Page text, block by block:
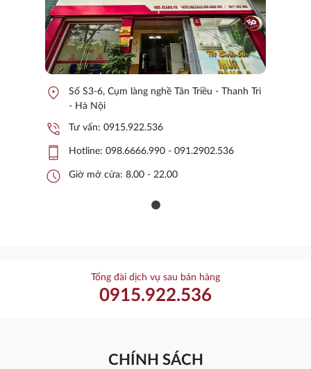
location_on
Số S3-6, Cụm làng nghề Tân Triều - Thanh Trì
- Hà Nội
phone_in_talk Tư vấn: 0915.922.536
phone_iphone Hotline: 098.6666.990 - 091.2902.536
schedule Giờ mở cửa: 8.00 - 22.00
Tổng đài dịch vụ sau bán hàng
0915.922.536
CHÍNH SÁCH